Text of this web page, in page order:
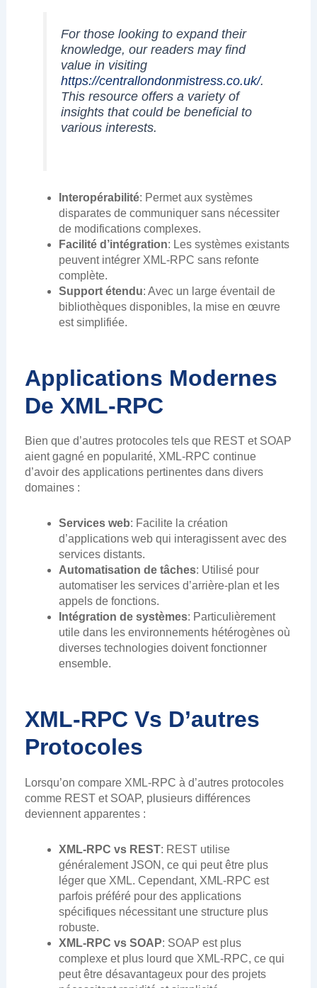
For those looking to expand their
knowledge, our readers may find
value in visiting
https://centrallondonmistress.co.uk/.
This resource offers a variety of
insights that could be beneficial to
various interests.
Interopérabilité: Permet aux systèmes
disparates de communiquer sans nécessiter
de modifications complexes.
Facilité d’intégration: Les systèmes existants
peuvent intégrer XML-RPC sans refonte
complète.
Support étendu: Avec un large éventail de
bibliothèques disponibles, la mise en œuvre
est simplifiée.
Applications Modernes
De XML-RPC
Bien que d’autres protocoles tels que REST et SOAP
aient gagné en popularité, XML-RPC continue
d’avoir des applications pertinentes dans divers
domaines :
Services web: Facilite la création
d’applications web qui interagissent avec des
services distants.
Automatisation de tâches: Utilisé pour
automatiser les services d’arrière-plan et les
appels de fonctions.
Intégration de systèmes: Particulièrement
utile dans les environnements hétérogènes où
diverses technologies doivent fonctionner
ensemble.
XML-RPC Vs D’autres
Protocoles
Lorsqu’on compare XML-RPC à d’autres protocoles
comme REST et SOAP, plusieurs différences
deviennent apparentes :
XML-RPC vs REST: REST utilise
généralement JSON, ce qui peut être plus
léger que XML. Cependant, XML-RPC est
parfois préféré pour des applications
spécifiques nécessitant une structure plus
robuste.
XML-RPC vs SOAP: SOAP est plus
complexe et plus lourd que XML-RPC, ce qui
peut être désavantageux pour des projets